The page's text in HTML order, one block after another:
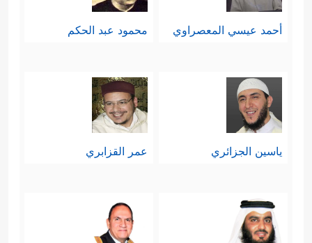
أحمد عيسي المعصراوي محمود عبد الحكم
ياسين الجزائري عمر القزابري